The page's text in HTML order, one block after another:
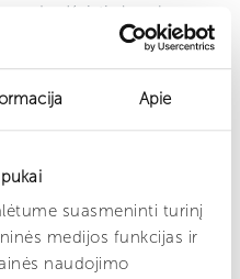
Apie
suasmeninti turinį
medijos funkcijas ir
naudojimo
„Keisti slapukų
7(3) str.).
sąrašą?
mūsų svetainėje
galite rasti per: